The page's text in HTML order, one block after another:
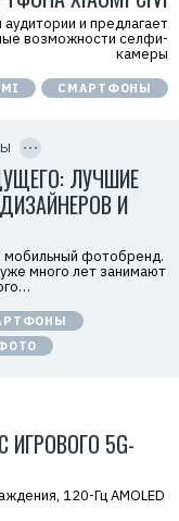
и предлагает
возможности селфи-
камеры
СМАРТФОНЫ
5G-
120-Гц AMOLED
а
м
о
а
т
О
О
О
«
х
к
м
п
а
н
в
»
И
I
ЛУЧШИЕ
И
мобильный фотобренд.
много лет занимают